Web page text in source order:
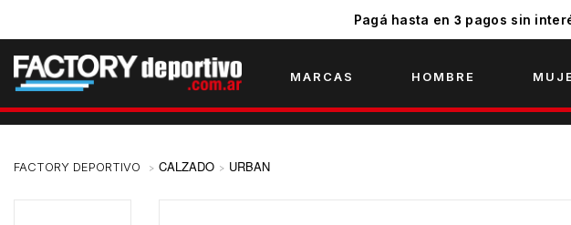
Pagá hasta en 3 pagos sin
MARCAS HOMBRE
CALZADO URBAN